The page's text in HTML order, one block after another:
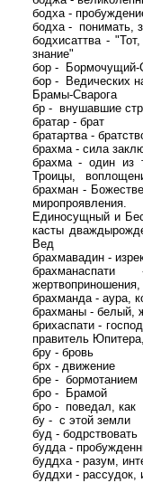
бодха -
бодха - понимать,
бодхисаттва -
знание"
бор - Бормочущий-
бор - Ведических
Брамы-Сварога
бр - внушавшие
братар - брат
братартва -
брахма - сила
брахма - один из
Троицы,
брахман -
Единосущный и
касты
Вед
брахмавадин -
брахманда - аура,
брахманы - белый,
брихаспати -
правитель
бру - бровь
брх - движение
бре - бормотанием
бро - Брамой
бро - поведал, как
бу - с этой земли
буд - бодрствовать
будда -
буддха - разум,
буддхи - рассудок,